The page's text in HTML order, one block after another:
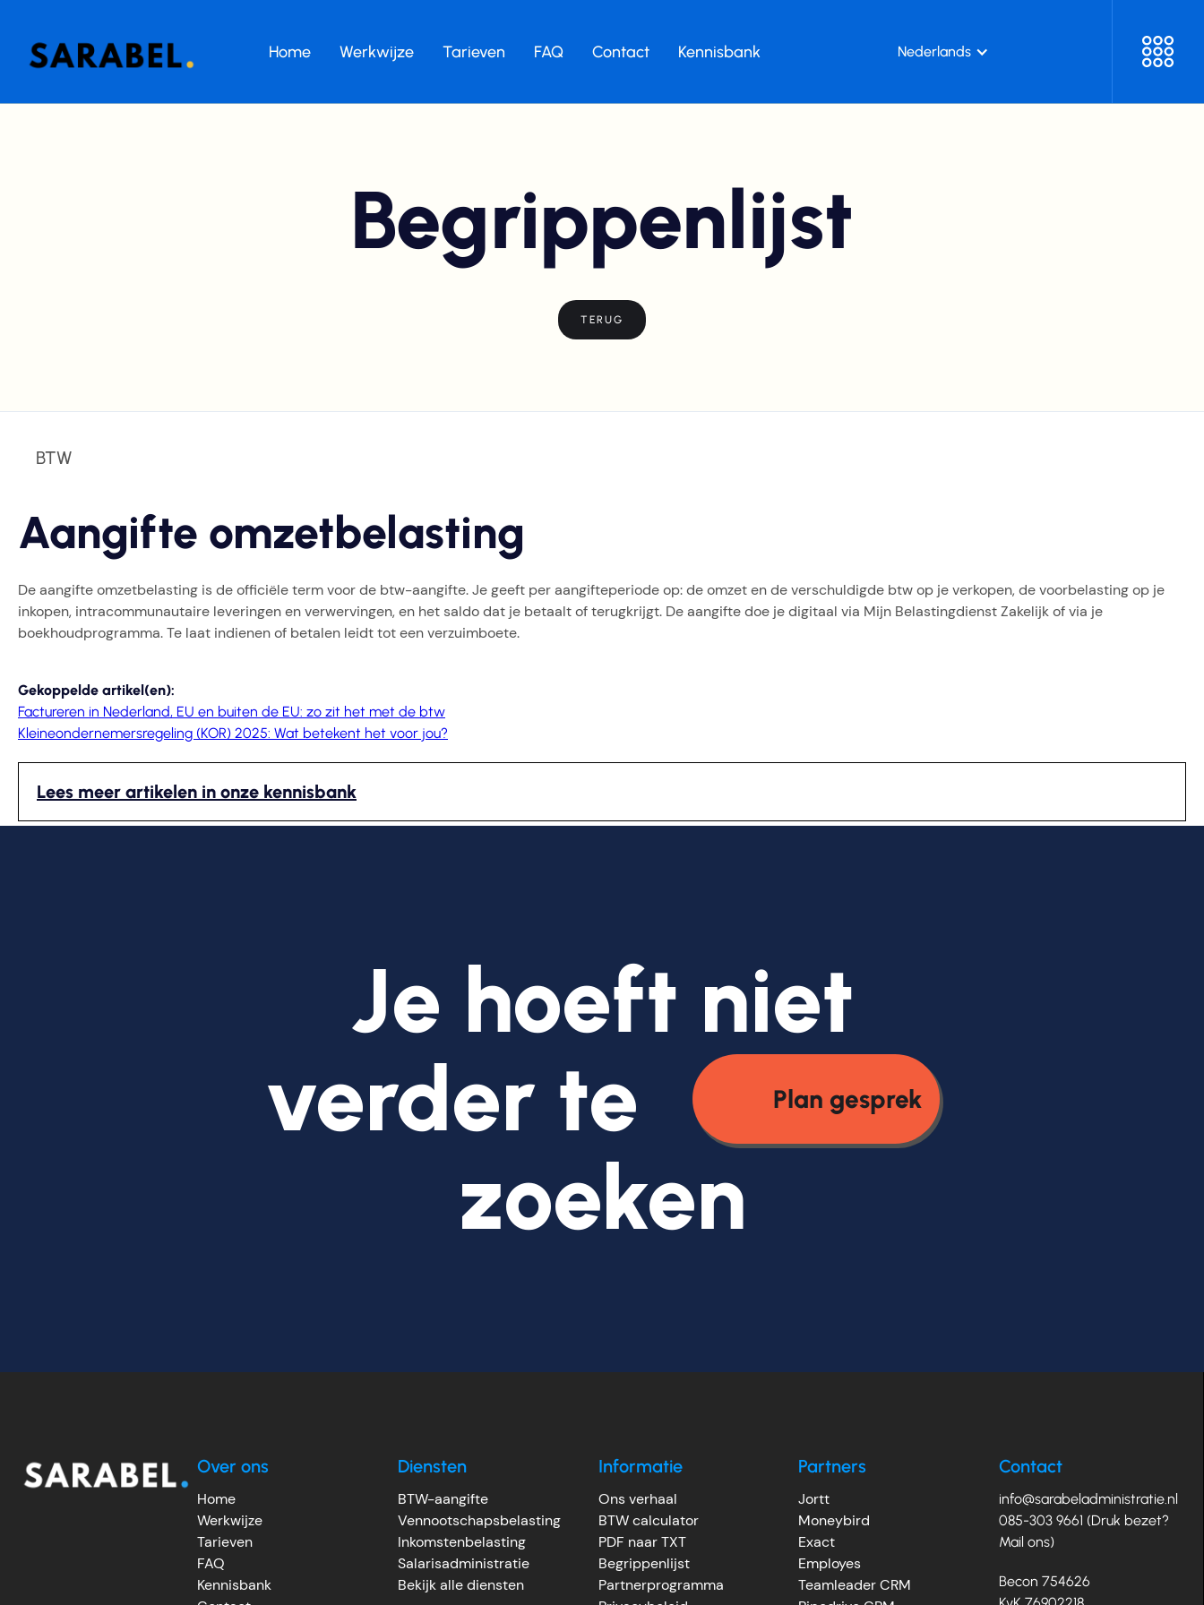
Home Werkwijze Tarieven FAQ Contact Kennisbank Nederlands
Begrippenlijst
TERUG
BTW
Aangifte omzetbelasting
De aangifte omzetbelasting is de officiële term voor de btw-aangifte. Je geeft per aangifteperiode op: de omzet en de verschuldigde btw op je verkopen, de voorbelasting op je
inkopen, intracommunautaire leveringen en verwervingen, en het saldo dat je betaalt of terugkrijgt. De aangifte doe je digitaal via Mijn Belastingdienst Zakelijk of via je
boekhoudprogramma. Te laat indienen of betalen leidt tot een verzuimboete.
Gekoppelde artikel(en):
Factureren in Nederland, EU en buiten de EU: zo zit het met de btw
Kleineondernemersregeling (KOR) 2025: Wat betekent het voor jou?
Lees meer artikelen in onze kennisbank
Je hoeft niet
verder te
Plan gesprek
zoeken
Over ons
Home
Werkwijze
Tarieven
FAQ
Kennisbank
Diensten
BTW-aangifte
Vennootschapsbelasting
Inkomstenbelasting
Salarisadministratie
Bekijk alle diensten
Informatie
Ons verhaal
BTW calculator
PDF naar TXT
Begrippenlijst
Partnerprogramma
Partners
Jortt
Moneybird
Exact
Employes
Teamleader CRM
Contact
info@sarabeladministratie.nl
085-303 9661 (Druk bezet?
Mail ons)
Becon 754626